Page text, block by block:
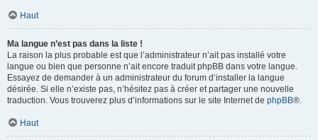
Haut
Ma langue n’est pas dans la liste !
La raison la plus probable est que l’administrateur n’ait pas installé votre
langue ou bien que personne n’ait encore traduit phpBB dans votre langue.
Essayez de demander à un administrateur du forum d’installer la langue
désirée. Si elle n’existe pas, n’hésitez pas à créer et partager une nouvelle
traduction. Vous trouverez plus d’informations sur le site Internet de phpBB®.
Haut